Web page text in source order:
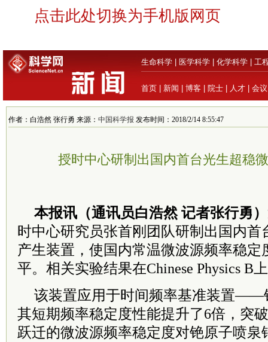
点击此处切换为手机版网页
生命科学 医学科学 化学科学 工
首页 新闻 博客 院士 人才 会议
作者：白浩然 张行勇 来源： 中国科学报 发布时间：2018/2/14 8:55:47
授时中心研制出国内首台光生超稳
本报讯（通讯员白浩然 记者张行勇）
时中心研究员张首刚团队研制出国内首
产生装置，使国内常温微波源频率稳定
平。相关实验结果在Chinese Physics B
该装置应用于时间频率基准装置——
其短期频率稳定度性能提升了6倍，突
跃迁的微波源频率稳定度对铯原子喷泉